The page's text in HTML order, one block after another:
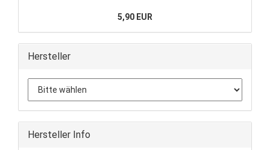
5,90 EUR
Hersteller
Hersteller Info